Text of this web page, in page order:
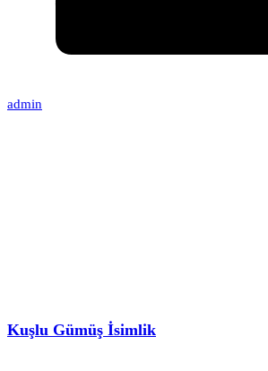
admin
Kuşlu Gümüş İsimlik